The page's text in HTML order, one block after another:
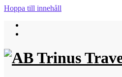
Hoppa till innehåll